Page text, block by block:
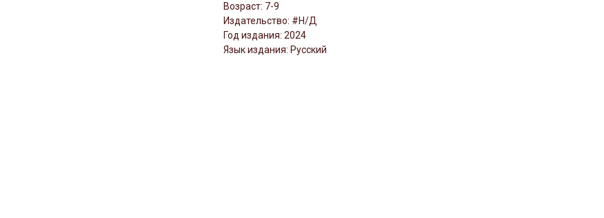
Возраст: 7-9
Издательство: #Н/Д
Год издания: 2024
Язык издания: Русский